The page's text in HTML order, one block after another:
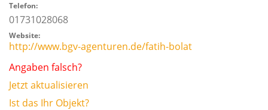
Telefon:
01731028068
Website:
http://www.bgv-agenturen.de/fatih-bolat
Angaben falsch?
Jetzt aktualisieren
Ist das Ihr Objekt?